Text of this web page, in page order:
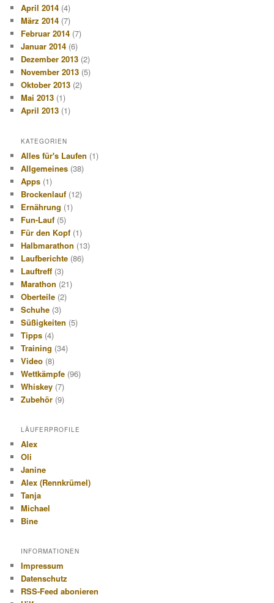
April 2014 (4)
März 2014 (7)
Februar 2014 (7)
Januar 2014 (6)
Dezember 2013 (2)
November 2013 (5)
Oktober 2013 (2)
Mai 2013 (1)
April 2013 (1)
KATEGORIEN
Alles für's Laufen (1)
Allgemeines (38)
Apps (1)
Brockenlauf (12)
Ernährung (1)
Fun-Lauf (5)
Für den Kopf (1)
Halbmarathon (13)
Laufberichte (86)
Lauftreff (3)
Marathon (21)
Oberteile (2)
Schuhe (3)
Süßigkeiten (5)
Tipps (4)
Training (34)
Video (8)
Wettkämpfe (96)
Whiskey (7)
Zubehör (9)
LÄUFERPROFILE
Alex
Oli
Janine
Alex (Rennkrümel)
Tanja
Michael
Bine
INFORMATIONEN
Impressum
Datenschutz
RSS-Feed abonieren